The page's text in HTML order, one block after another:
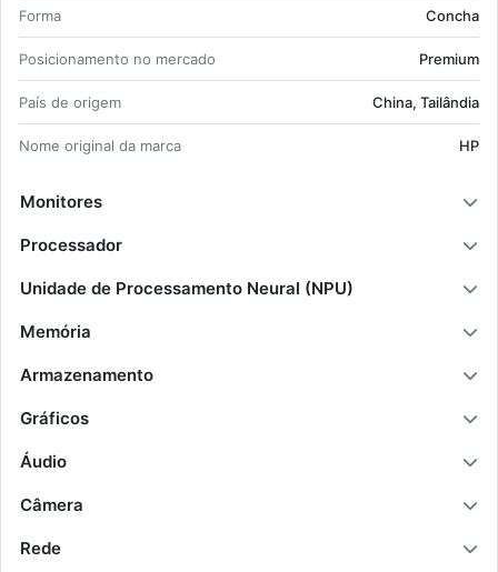
24 GB DDR5-SDRAM 5600 MHz;
1 TB SSD;
Intel Graphics;
Wi-Fi 7 (802.11be) Ethernet LAN Blu­e­tooth
5.4;
Win­dows 11 Pro.
Forma Concha
Po­si­ci­o­na­mento no mer­cado Pre­mium
País de origem China, Tai­lândia
Nome ori­ginal da marca HP
Monitores
Processador
Unidade de Processamento Neural (NPU)
Memória
Armazenamento
Gráficos
Áudio
Câmera
Rede